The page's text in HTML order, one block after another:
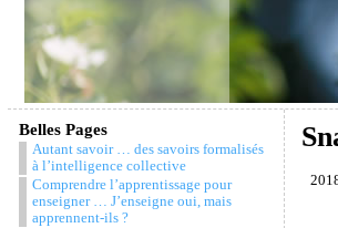
Belles Pages
Autant savoir … des savoirs formalisés
à l’intelligence collective
Comprendre l’apprentissage pour
enseigner … J’enseigne oui, mais
apprennent-ils ?